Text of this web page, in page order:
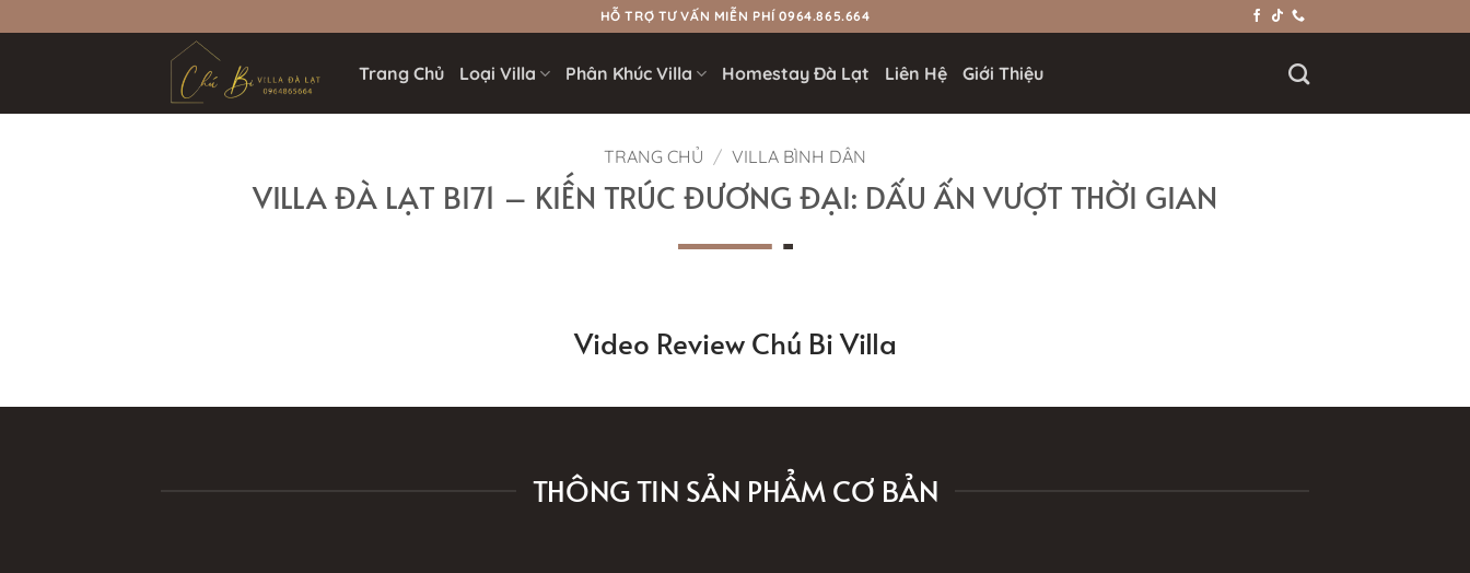
qua
HỖ TRỢ TƯ VẤN MIỄN PHÍ 0964.865.664
Trang Chủ Loại Villa Phân Khúc Villa Homestay Đà Lạt Liên Hệ Giới Thiệu
TRANG CHỦ / VILLA BÌNH DÂN
VILLA ĐÀ LẠT BI71 – KIẾN TRÚC ĐƯƠNG ĐẠI: DẤU ẤN VƯỢT THỜI GIAN
Video Review Chú Bi Villa
THÔNG TIN SẢN PHẨM CƠ BẢN